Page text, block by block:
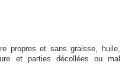
propres et sans graisse, huile,
et parties décollées ou mal